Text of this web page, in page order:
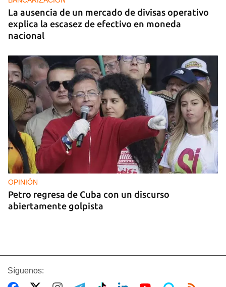
La ausencia de un mercado de divisas operativo
explica la escasez de efectivo en moneda
nacional
OPINIÓN
Petro regresa de Cuba con un discurso
abiertamente golpista
Síguenos: